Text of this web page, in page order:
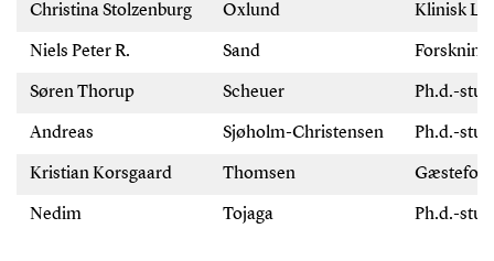
Christina Stolzenburg Oxlund Klinisk
Niels Peter R. Sand
Søren Thorup Scheuer Ph.d.-
Andreas Sjøholm-Christensen Ph.d.-
Kristian Korsgaard Thomsen
Nedim Tojaga Ph.d.-